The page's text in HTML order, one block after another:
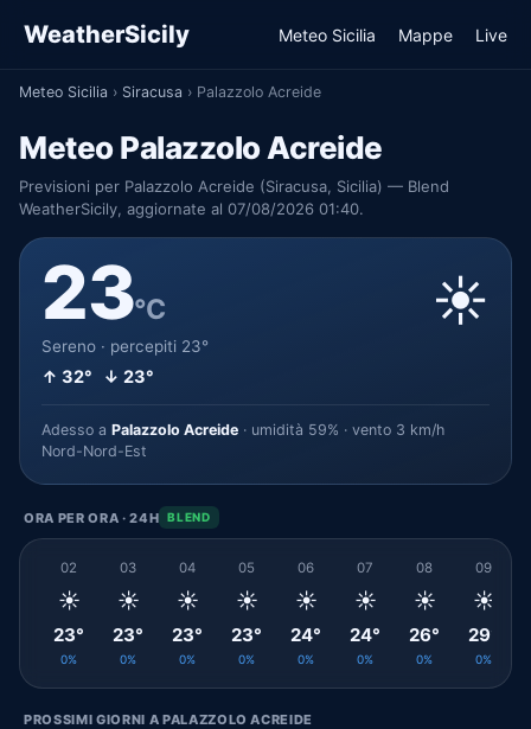
WeatherSicily Meteo Sicilia Mappe Live
Meteo Sicilia › Siracusa › Palazzolo Acreide
Meteo Palazzolo Acreide
Previsioni per Palazzolo Acreide (Siracusa, Sicilia) — Blend
WeatherSicily, aggiornate al 07/08/2026 01:40.
23°C
Sereno · percepiti 23°
↑ 32° ↓ 23°
☀️
Adesso a Palazzolo Acreide · umidità 59% · vento 3 km/h
Nord-Nord-Est
ORA PER ORA · 24H BLEND
02
☀️
23°
0%
03
☀️
23°
0%
04
☀️
23°
0%
05
☀️
23°
0%
06
☀️
24°
0%
07
☀️
24°
0%
08
☀️
26°
0%
09
☀️
29°
0%
PROSSIMI GIORNI A PALAZZOLO ACREIDE